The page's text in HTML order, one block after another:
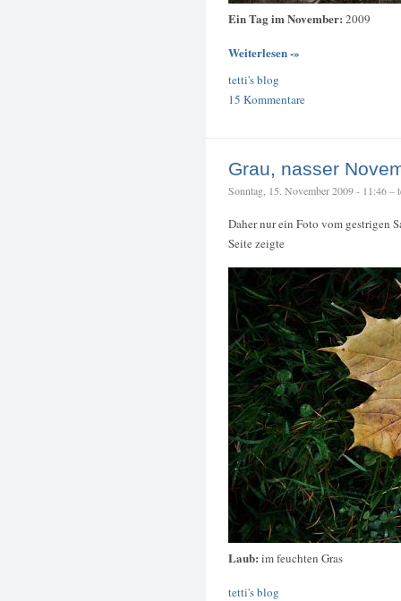
Ein Tag im November: 2009
Weiterlesen -»
tetti's blog
15 Kommentare
Grau, nasser
Sonntag, 15. November 2009 - 11:46 –
Daher nur ein Foto vom gestrigen
Seite zeigte
Laub: im feuchten Gras
tetti's blog